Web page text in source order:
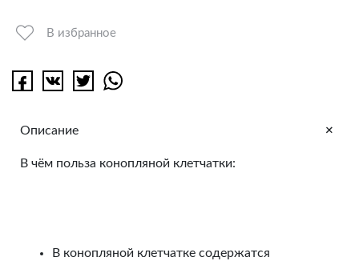
В избранное
Описание +
В чём польза конопляной клетчатки:
В конопляной клетчатке содержатся